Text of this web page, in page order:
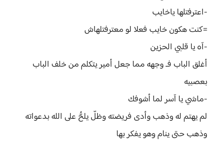
-اعترفتلها ياخايب
=كنت هكون خايب فعلا لو معترفتلهاش
-آه يا قلبي الحزين
أغلق الباب فـ وجهه مما جعل أمير يتكلم من خلف الباب
بعصبيه
-ماشي يا آسر لما أشوفك
لم يهتم له وذهب وأدى فريضته وظلّ يلحُّ على الله بدعواته
وذهب حتى ينام وهو يفكر بها